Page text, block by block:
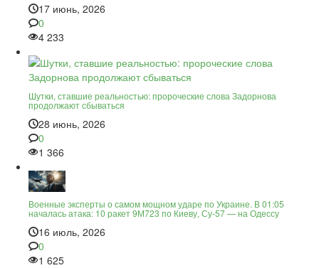
17 июнь, 2026
0
4 233
Шутки, ставшие реальностью: пророческие слова Задорнова
продолжают сбываться
28 июнь, 2026
0
1 366
Военные эксперты о самом мощном ударе по Украине. В 01:05
началась атака: 10 ракет 9М723 по Киеву, Су-57 — на Одессу
16 июль, 2026
0
1 625